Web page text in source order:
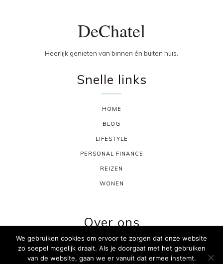
DeChatel
Heerlijk genieten van binnen én buiten huis.
Snelle links
HOME
BLOG
LIFESTYLE
PERSONAL FINANCE
REIZEN
WONEN
Over ons
CONTACT
We gebruiken cookies om ervoor te zorgen dat onze website
zo soepel mogelijk draait. Als je doorgaat met het gebruiken
van de website, gaan we er vanuit dat ermee instemt.